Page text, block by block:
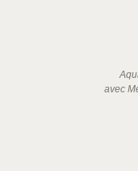
avec